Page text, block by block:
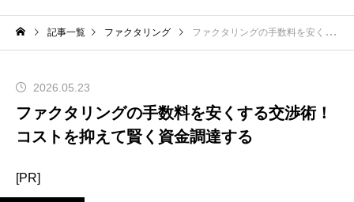
記事一覧 ファクタリング ファクタリングの手数料を安くする交渉術！コストを抑えて賢く資金調達する
2026.05.23
ファクタリングの手数料を安くする交渉術！
コストを抑えて賢く資金調達する
[PR]